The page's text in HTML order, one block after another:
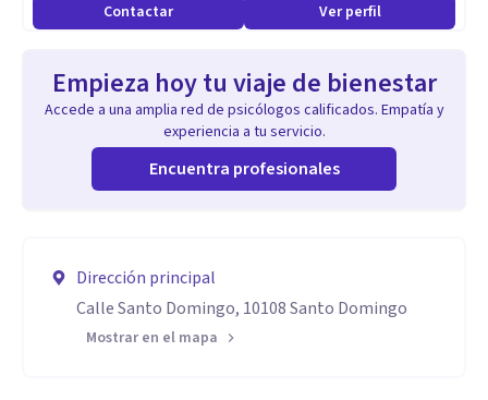
Contactar Ver perfil
Empieza hoy tu viaje de bienestar
Accede a una amplia red de psicólogos calificados. Empatía y
experiencia a tu servicio.
Encuentra profesionales
Dirección principal
Calle Santo Domingo, 10108 Santo Domingo
Mostrar en el mapa